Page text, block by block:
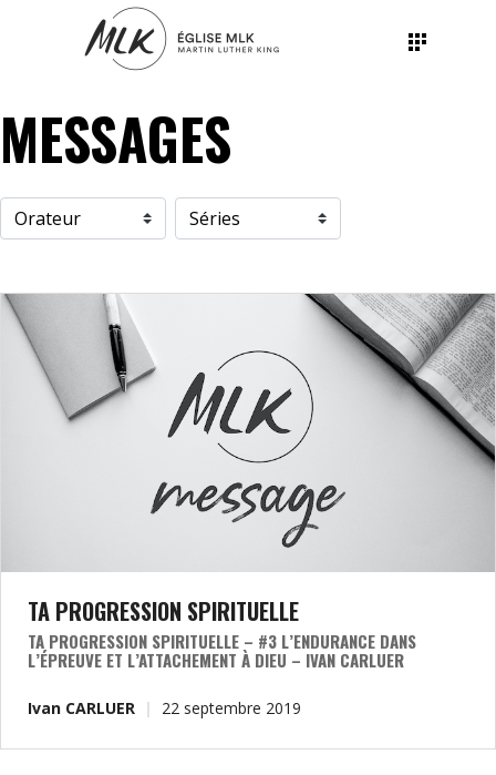
MESSAGES
TA PROGRESSION SPIRITUELLE
TA PROGRESSION SPIRITUELLE – #3 L’ENDURANCE DANS
L’ÉPREUVE ET L’ATTACHEMENT À DIEU – IVAN CARLUER
Ivan CARLUER 22 septembre 2019